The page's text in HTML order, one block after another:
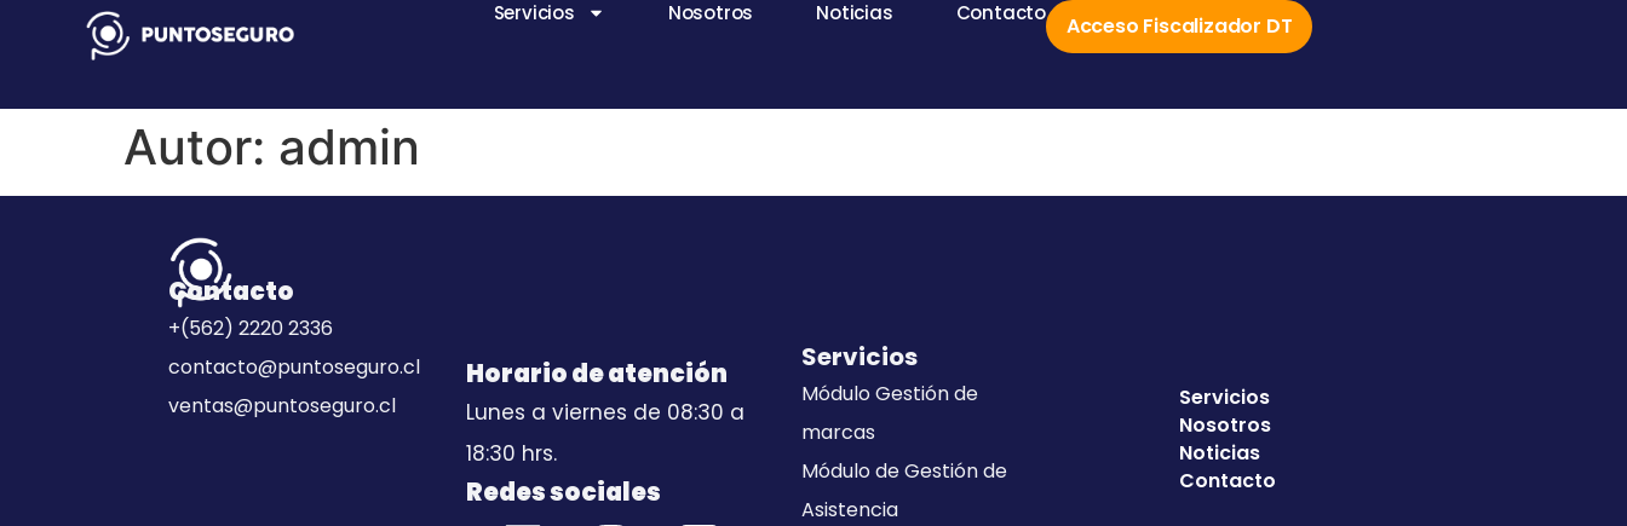
Servicios Nosotros Noticias Contacto Acceso Fiscalizador DT
Autor: admin
Contacto
+(562) 2220 2336
contacto@puntoseguro.cl
ventas@puntoseguro.cl
Horario de atención
Lunes a viernes de 08:30 a
18:30 hrs.
Redes sociales
Servicios
Módulo Gestión de
marcas
Módulo de Gestión de
Asistencia
Servicios
Nosotros
Noticias
Contacto